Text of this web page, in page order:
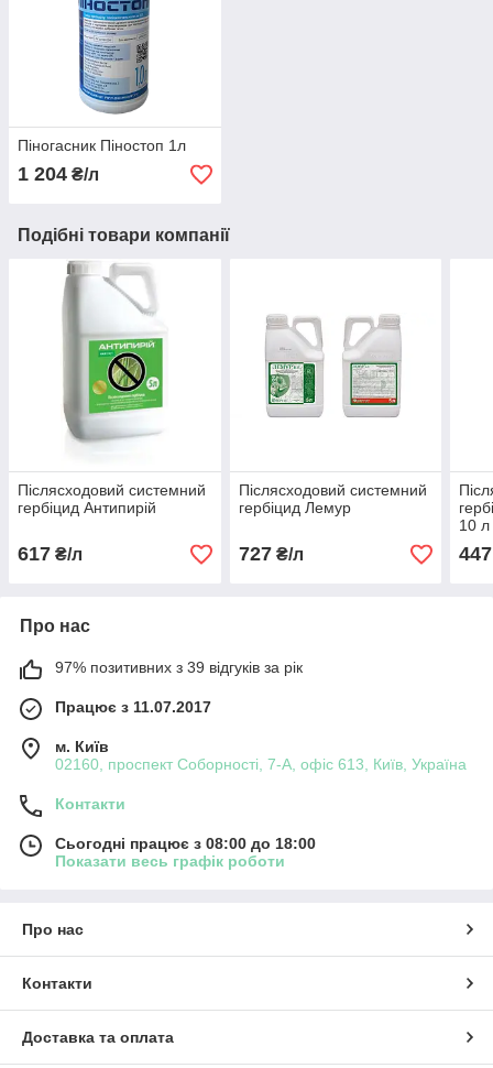
Піногасник Піностоп 1л
1 204 ₴/л
Подібні товари компанії
Післясходовий системний
гербіцид Антипирій
617 ₴/л
Післясходовий системний
гербіцид Лемур
727₴/л
10 л
447
Про нас
97% позитивних з 39 відгуків за рік
Працює з 11.07.2017
м. Київ
02160, проспект Соборності, 7-А, офіс 613, Київ, Україна
Контакти
Сьогодні працює з 08:00 до 18:00
Показати весь графік роботи
Про нас
Контакти
Доставка та оплата